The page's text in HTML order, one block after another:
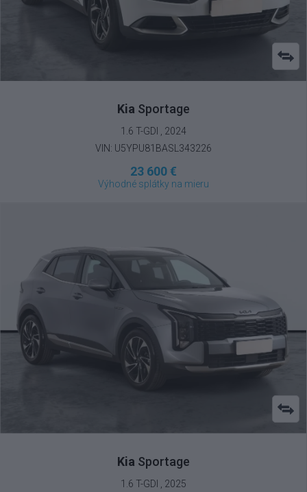
Kia Sportage
1.6 T-GDI , 2024
VIN: U5YPU81BASL343226
23 600 €
Výhodné splátky na mieru
Kia Sportage
1.6 T-GDI , 2025